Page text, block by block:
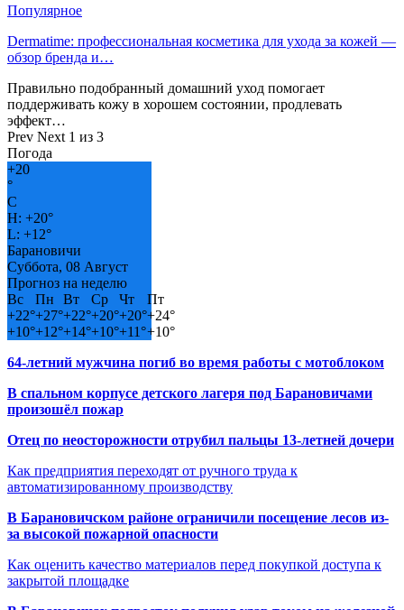
Популярное
Dermatime: профессиональная косметика для ухода за кожей —
обзор бренда и…
Правильно подобранный домашний уход помогает
поддерживать кожу в хорошем состоянии, продлевать
эффект…
Prev Next 1 из 3
Погода
+20
°
C
H: +20°
L: +12°
Барановичи
Суббота, 08 Август
Прогноз на неделю
Вс
Пн Вт Ср Чт
Пт
+22°+27°+22°+20°+20°+24°
+10°+12°+14°+10°+11°+10°
64-летний мужчина погиб во время работы с мотоблоком
В спальном корпусе детского лагеря под Барановичами
произошёл пожар
Отец по неосторожности отрубил пальцы 13-летней дочери
Как предприятия переходят от ручного труда к
автоматизированному производству
В Барановичском районе ограничили посещение лесов из-
за высокой пожарной опасности
Как оценить качество материалов перед покупкой доступа к
закрытой площадке